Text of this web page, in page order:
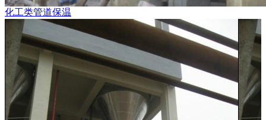
化工类管道保温